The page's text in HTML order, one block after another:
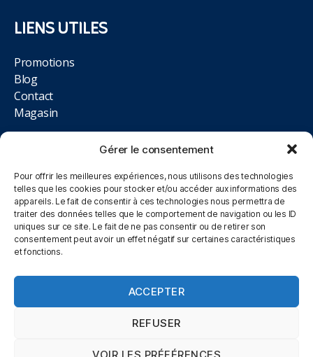
Gérer le consentement
Pour offrir les meilleures expériences, nous utilisons des technologies
telles que les cookies pour stocker et/ou accéder aux informations des
appareils. Le fait de consentir à ces technologies nous permettra de
traiter des données telles que le comportement de navigation ou les ID
uniques sur ce site. Le fait de ne pas consentir ou de retirer son
consentement peut avoir un effet négatif sur certaines caractéristiques
et fonctions.
ACCEPTER
REFUSER
VOIR LES PRÉFÉRENCES
LIENS UTILES
Promotions
Blog
Contact
Magasin
NOUS TROUVER
12 rue des Magnolias, Lot. Aire des Moissons, 10410
Saint-Parres-aux-Tertres
09.84.02.33.93
Du Lundi au Samedi, 10h00 à 12h00 et 14h00 à 19h00